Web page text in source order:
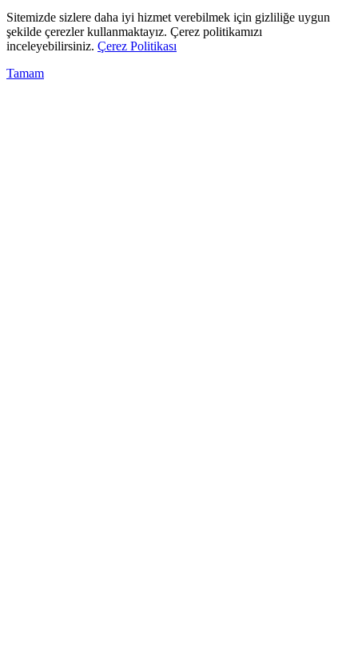
Sitemizde sizlere daha iyi hizmet verebilmek için gizliliğe uygun
şekilde çerezler kullanmaktayız. Çerez politikamızı
inceleyebilirsiniz. Çerez Politikası
Tamam